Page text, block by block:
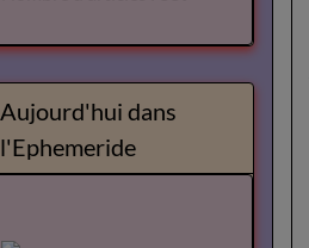
Aujourd'hui dans
l'Ephemeride